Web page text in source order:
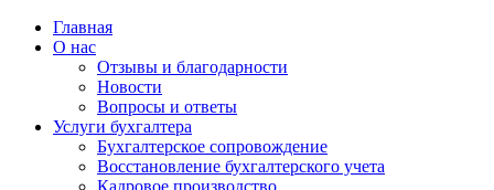
Главная
О нас
Отзывы и благодарности
Новости
Вопросы и ответы
Услуги бухгалтера
Бухгалтерское сопровождение
Восстановление бухгалтерского учета
Кадровое производство